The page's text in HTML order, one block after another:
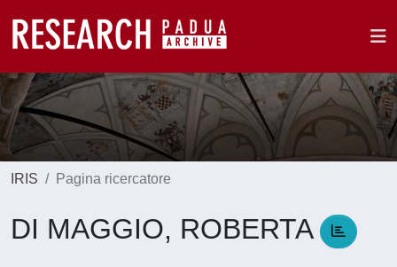
IRIS Pagina ricercatore
DI MAGGIO, ROBERTA